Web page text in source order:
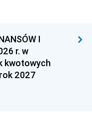
I
r. w
kwotowych
2027